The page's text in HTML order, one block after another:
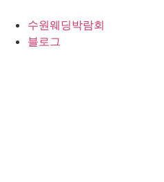
수원웨딩박람회
블로그